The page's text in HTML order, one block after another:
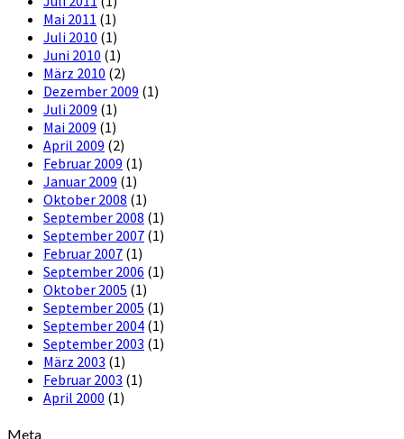
Mai 2011 (1)
Juli 2010 (1)
Juni 2010 (1)
März 2010 (2)
Dezember 2009 (1)
Juli 2009 (1)
Mai 2009 (1)
April 2009 (2)
Februar 2009 (1)
Januar 2009 (1)
Oktober 2008 (1)
September 2008 (1)
September 2007 (1)
Februar 2007 (1)
September 2006 (1)
Oktober 2005 (1)
September 2005 (1)
September 2004 (1)
September 2003 (1)
März 2003 (1)
Februar 2003 (1)
April 2000 (1)
Meta